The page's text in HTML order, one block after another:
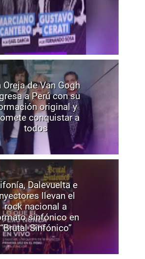
Oreja de Van Gogh
a Perú con su
original y
conquistar a
todos
Dalevuelta e
llevan el
rock nacional a
sinfónico en
“Brutal Sinfónico”